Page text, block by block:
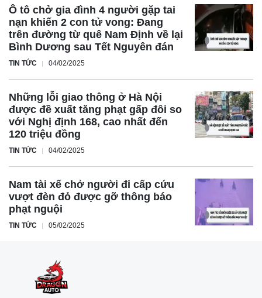
tự an toàn giao thông đường bộ và sự hướng dẫn của lực
lượng chức năng khi lái xe trên đường.
Ô tô chở gia đình 4 người gặp tai
nạn khiến 2 con tử vong: Đang
trên đường từ quê Nam Định về lại
Bình Dương sau Tết Nguyên đán
TIN TỨC 04/02/2025
Những lỗi giao thông ở Hà Nội
được đề xuất tăng phạt gấp đôi so
với Nghị định 168, cao nhất đến
120 triệu đồng
TIN TỨC 04/02/2025
Nam tài xế chở người đi cấp cứu
vượt đèn đỏ được gỡ thông báo
phạt nguội
TIN TỨC 05/02/2025